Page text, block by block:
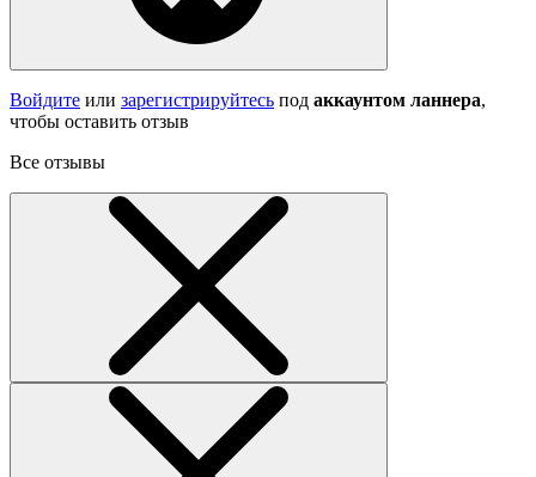
Войдите или зарегистрируйтесь под аккаунтом ланнера,
чтобы оставить отзыв
Все отзывы